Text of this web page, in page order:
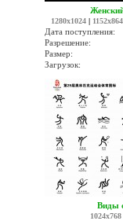
1280x1024 | 1152x864
Дата поступления:
Разрешение:
Размер:
Загрузок:
Виды
1024x768